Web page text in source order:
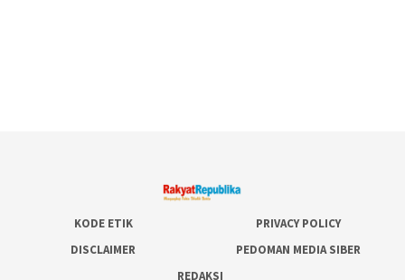
KODE ETIK
PRIVACY POLICY
DISCLAIMER
PEDOMAN MEDIA SIBER
REDAKSI